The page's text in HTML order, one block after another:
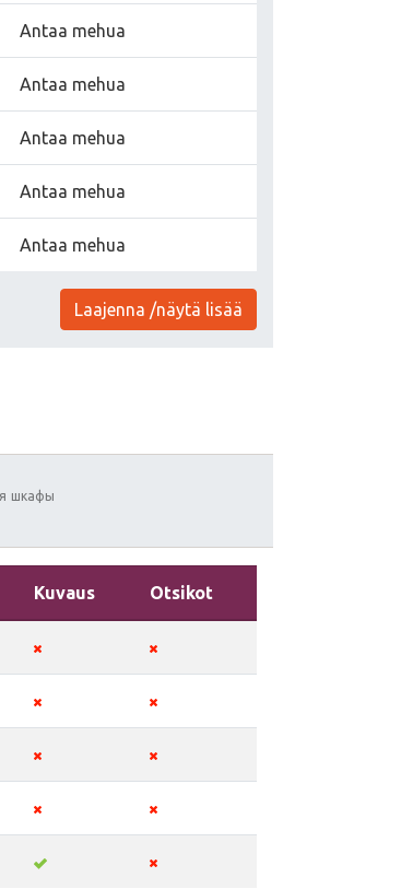
Antaa mehua
Antaa mehua
Antaa mehua
Antaa mehua
Antaa mehua
Laajenna /näytä lisää
шкафы
Kuvaus Otsikot